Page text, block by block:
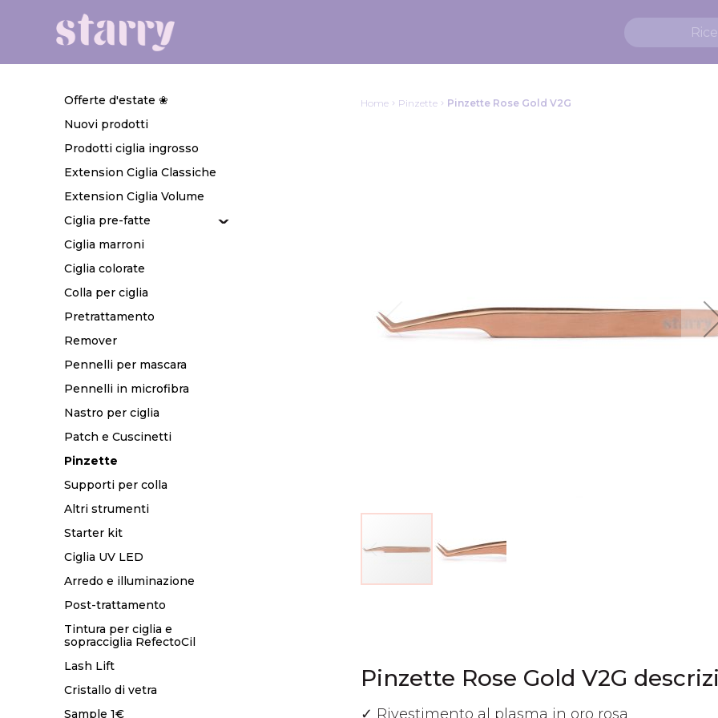
Offerte d'estate ❀
Nuovi prodotti
Prodotti ciglia ingrosso
Extension Ciglia Classiche
Extension Ciglia Volume
Ciglia pre-fatte
Ciglia marroni
Ciglia colorate
Colla per ciglia
Pretrattamento
Remover
Pennelli per mascara
Pennelli in microfibra
Nastro per ciglia
Patch e Cuscinetti
Pinzette
Supporti per colla
Altri strumenti
Starter kit
Ciglia UV LED
Arredo e illuminazione
Post-trattamento
Tintura per ciglia e
sopracciglia RefectoCil
Lash Lift
Cristallo di vetra
Sample 1€
di
immagini
Home Pinzette Pinzette Rose Gold V2G
Pinzette Rose Gold V2G
✓ Rivestimento al plasma in oro rosa